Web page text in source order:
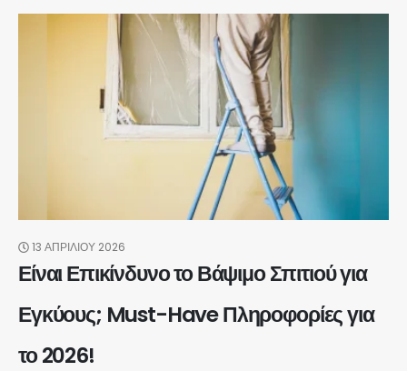
13 ΑΠΡΙΛΊΟΥ 2026
Είναι Επικίνδυνο το Βάψιμο Σπιτιού για
Εγκύους; Must-Have Πληροφορίες για
το 2026!